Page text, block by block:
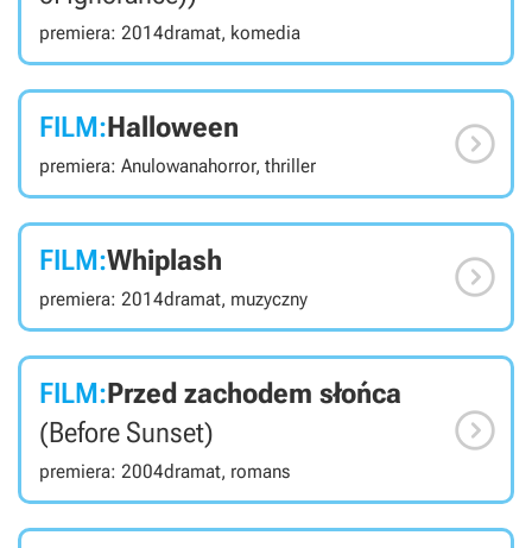
premiera: 2014dramat, komedia
FILM:Halloween
premiera: Anulowanahorror, thriller 
FILM:Whiplash
premiera: 2014dramat, muzyczny 
FILM:Przed zachodem słońca
(Before Sunset)
premiera: 2004dramat, romans
